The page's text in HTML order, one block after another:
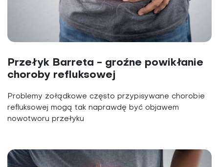
Przełyk Barreta - groźne powikłanie
choroby refluksowej
Problemy żołądkowe często przypisywane chorobie
refluksowej mogą tak naprawdę być objawem
nowotworu przełyku